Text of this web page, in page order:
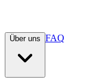
Über uns FAQ